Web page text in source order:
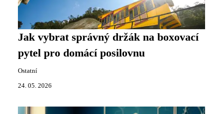
Jak vybrat správný držák na boxovací
pytel pro domácí posilovnu
Ostatní
24. 05. 2026